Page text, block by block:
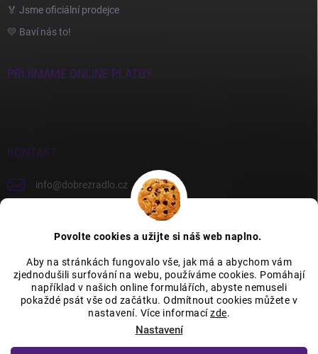
Povolte cookies a užijte si náš web naplno.
Aby na stránkách fungovalo vše, jak má a abychom vám
zjednodušili surfování na webu, používáme cookies. Pomáhají
například v našich online formulářích, abyste nemuseli
pokaždé psát vše od začátku. Odmítnout cookies můžete v
nastavení. Více informacízde.
Nastavení
🏅 Jsme oficiální prodejce
💛 Baví nás to!
PŘIJÍMÁME ONLINE PLATBY
KONTAKT
info@dobrezradlo.cz
Category Icons by Freepik Category Icons by Icons8
. Všechna práva vyhrazena.
cookies